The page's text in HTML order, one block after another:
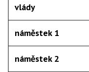
vlády
náměstek 1
náměstek 2